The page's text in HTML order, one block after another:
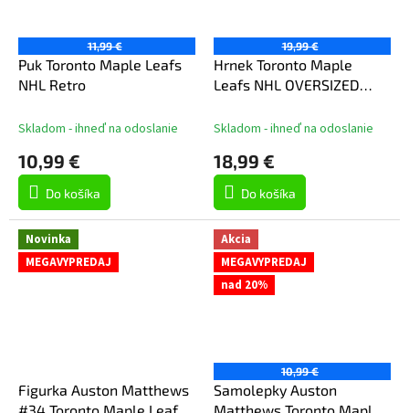
11,99 €
Puk Toronto Maple Leafs
NHL Retro
Skladom - ihneď na odoslanie
10,99 €
Do košíka
19,99 €
Hrnek Toronto Maple
Leafs NHL OVERSIZED
Skladom - ihneď na odoslanie
18,99 €
Do košíka
Novinka
MEGAVYPREDAJ
Figurka Auston Matthews
Akcia
MEGAVYPREDAJ
nad 20%
10,99 €
Samolepky Auston